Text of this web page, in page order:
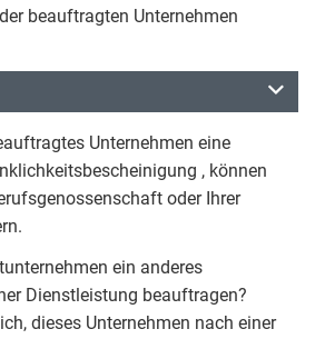
beauftragten Unternehmen
Unternehmen eine
, können
oder Ihrer
ein anderes
Dienstleistung beauftragen?
dieses Unternehmen nach einer